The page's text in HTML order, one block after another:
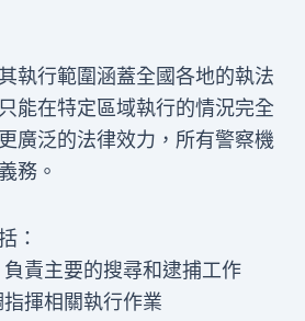
執行範圍涵蓋全國各地的執法
能在特定區域執行的情況完全
廣泛的法律效力，所有警察機
務。
：
責主要的搜尋和逮捕工作
揮相關執行作業